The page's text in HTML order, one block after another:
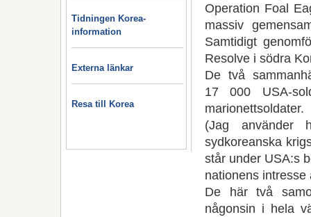
Tidningen Korea-
information
Externa länkar
Resa till Korea
Operation Foal
massiv
Samtidigt
Resolve i södra
De två
17 000 USA-
marionettsoldater.
(Jag använder
sydkoreanska
står under USA:s
nationens
De här två
någonsin i hela